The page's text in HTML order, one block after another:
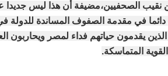
نقيب الصحفيين،مضيفة أن هذا ليس
في مقدمة الصفوف المساندة للدولة
حياتهم فداء لمصر ويحاربون
المتماسكة.